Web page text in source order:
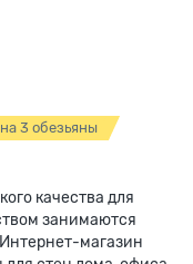
3 обезьяны
качества для
занимаются
магазин